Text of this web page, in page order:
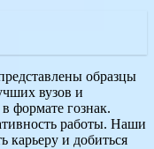
образцы
вузов и
формате гознак.
работы. Наши
карьеру и добиться